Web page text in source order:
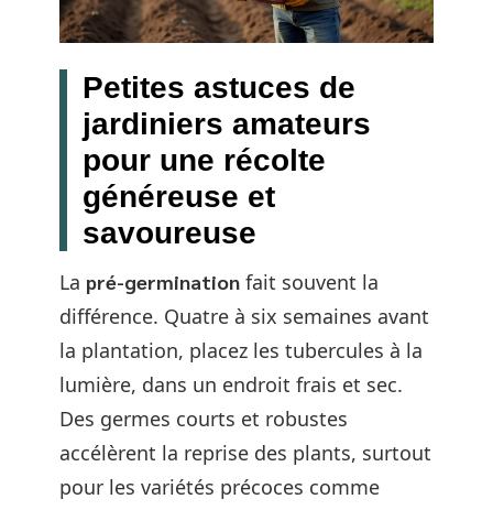
Petites astuces de
jardiniers amateurs
pour une récolte
généreuse et
savoureuse
La pré-germination fait souvent la
différence. Quatre à six semaines avant
la plantation, placez les tubercules à la
lumière, dans un endroit frais et sec.
Des germes courts et robustes
accélèrent la reprise des plants, surtout
pour les variétés précoces comme